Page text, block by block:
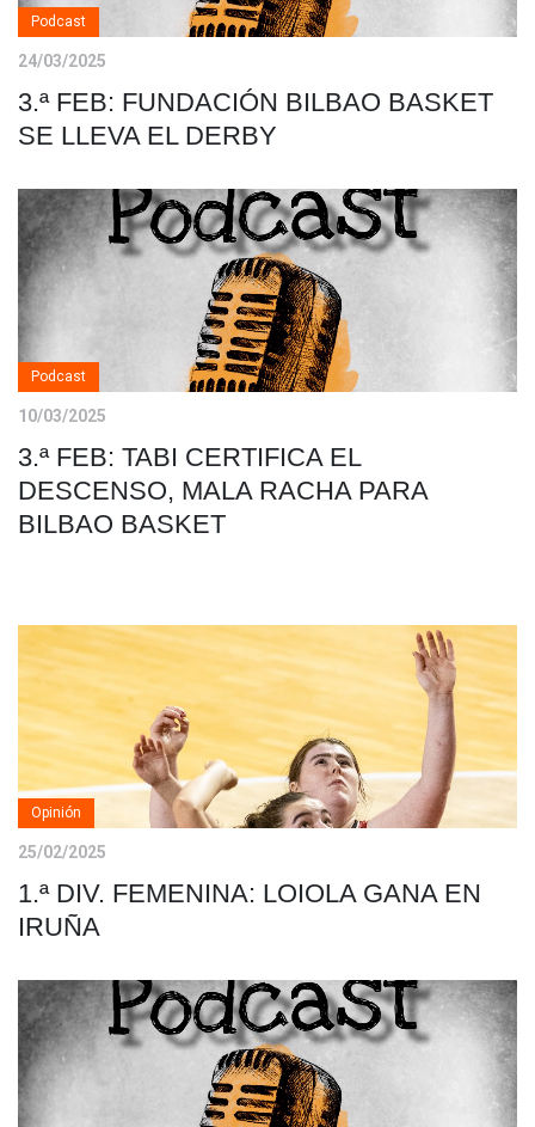
Podcast
24/03/2025
3.ª FEB: FUNDACIÓN BILBAO BASKET
SE LLEVA EL DERBY
Podcast
10/03/2025
3.ª FEB: TABI CERTIFICA EL
DESCENSO, MALA RACHA PARA
BILBAO BASKET
Opinión
25/02/2025
1.ª DIV. FEMENINA: LOIOLA GANA EN
IRUÑA